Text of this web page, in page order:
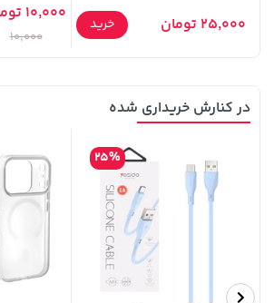
25,000 تومان خرید
10,000 تومان
10,000
در کنارش خریداری شده
25%